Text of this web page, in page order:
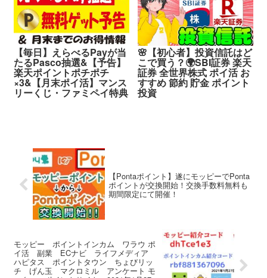
【毎日】えらべるPayが当
たるPasco抽選&【予告】
楽天ポイントポチポチ
×3&【月末ポイ活】マンス
リーくじ・ファミペイ特典
🌸【初心者】投資信託はど
こで買う？🌍SBI証券 楽天
証券 全世界株式 ポイ活 お
すすめ 節約 貯金 ポイント
投資
【Pontaポイント】遂にモッピーでPonta
ポイントが交換開始！交換手数料無料も
期間限定にて開催！
モッピー ポイントインカム ワラウ ポ
イ活 副業 ECナビ ライフメディア
ハピタス ポイントタウン ちょびリッ
チ げん玉 マクロミル アンケート モ